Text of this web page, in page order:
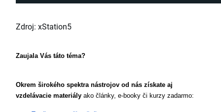
Zdroj: xStation5
Zaujala Vás táto téma?
Okrem širokého spektra nástrojov od nás získate aj
vzdelávacie materiály ako články, e-booky či kurzy zadarmo: